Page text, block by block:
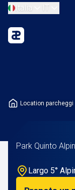
Italia IT
Location parcheggi
Park Quinto
Largo 5°